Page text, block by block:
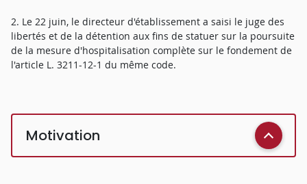
2. Le 22 juin, le directeur d'établissement a saisi le juge des
libertés et de la détention aux fins de statuer sur la poursuite
de la mesure d'hospitalisation complète sur le fondement de
l'article L. 3211-12-1 du même code.
Motivation